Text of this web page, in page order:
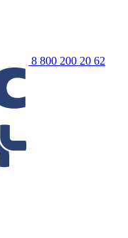
8 800 200 20 62